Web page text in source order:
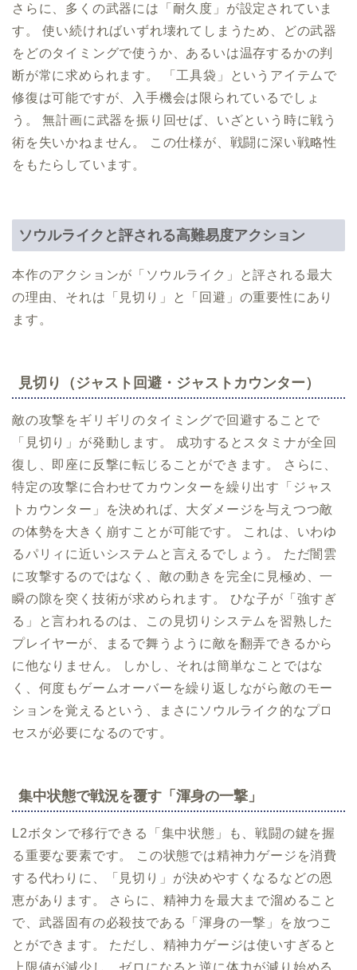
さらに、多くの武器には「耐久度」が設定されていま
す。 使い続ければいずれ壊れてしまうため、どの武器
をどのタイミングで使うか、あるいは温存するかの判
断が常に求められます。 「工具袋」というアイテムで
修復は可能ですが、入手機会は限られているでしょ
う。 無計画に武器を振り回せば、いざという時に戦う
術を失いかねません。 この仕様が、戦闘に深い戦略性
をもたらしています。
ソウルライクと評される高難易度アクション
本作のアクションが「ソウルライク」と評される最大
の理由、それは「見切り」と「回避」の重要性にあり
ます。
見切り（ジャスト回避・ジャストカウンター）
敵の攻撃をギリギリのタイミングで回避することで
「見切り」が発動します。 成功するとスタミナが全回
復し、即座に反撃に転じることができます。 さらに、
特定の攻撃に合わせてカウンターを繰り出す「ジャス
トカウンター」を決めれば、大ダメージを与えつつ敵
の体勢を大きく崩すことが可能です。 これは、いわゆ
るパリィに近いシステムと言えるでしょう。 ただ闇雲
に攻撃するのではなく、敵の動きを完全に見極め、一
瞬の隙を突く技術が求められます。 ひな子が「強すぎ
る」と言われるのは、この見切りシステムを習熟した
プレイヤーが、まるで舞うように敵を翻弄できるから
に他なりません。 しかし、それは簡単なことではな
く、何度もゲームオーバーを繰り返しながら敵のモー
ションを覚えるという、まさにソウルライク的なプロ
セスが必要になるのです。
集中状態で戦況を覆す「渾身の一撃」
L2ボタンで移行できる「集中状態」も、戦闘の鍵を握
る重要な要素です。 この状態では精神力ゲージを消費
する代わりに、「見切り」が決めやすくなるなどの恩
恵があります。 さらに、精神力を最大まで溜めること
で、武器固有の必殺技である「渾身の一撃」を放つこ
とができます。 ただし、精神力ゲージは使いすぎると
上限値が減少し、ゼロになると逆に体力が減り始める